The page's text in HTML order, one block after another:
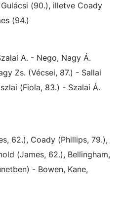
(90.), illetve Coady
(94.)
A. - Nego, Nagy Á.
Zs. (Vécsei, 87.) - Sallai
(Fiola, 83.) - Szalai Á.
62.), Coady (Phillips, 79.),
(James, 62.), Bellingham,
- Bowen, Kane,